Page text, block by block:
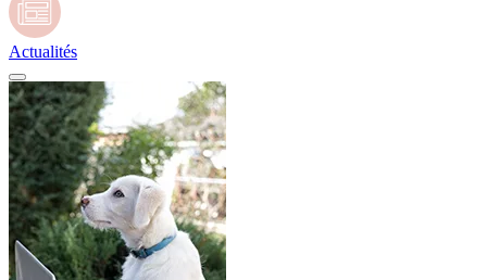
Actualités